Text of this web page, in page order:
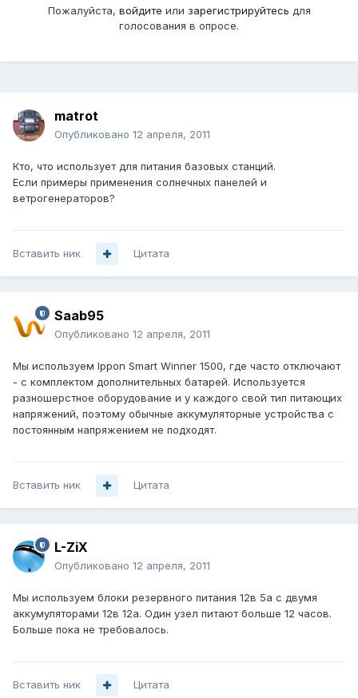
Пожалуйста, войдите или зарегистрируйтесь для
голосования в опросе.
matrot
Опубликовано 12 апреля, 2011
Кто, что использует для питания базовых станций.
Если примеры применения солнечных панелей и
ветрогенераторов?
Вставить ник Цитата
Saab95
Опубликовано 12 апреля, 2011
Мы используем Ippon Smart Winner 1500, где часто отключают
- с комплектом дополнительных батарей. Используется
разношерстное оборудование и у каждого свой тип питающих
напряжений, поэтому обычные аккумуляторные устройства с
постоянным напряжением не подходят.
Вставить ник Цитата
L-ZiX
Опубликовано 12 апреля, 2011
Мы используем блоки резервного питания 12в 5а с двумя
аккумуляторами 12в 12а. Один узел питают больше 12 часов.
Больше пока не требовалось.
Вставить ник Цитата